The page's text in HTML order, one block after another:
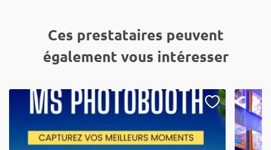
Ces prestataires peuvent
également vous intéresser